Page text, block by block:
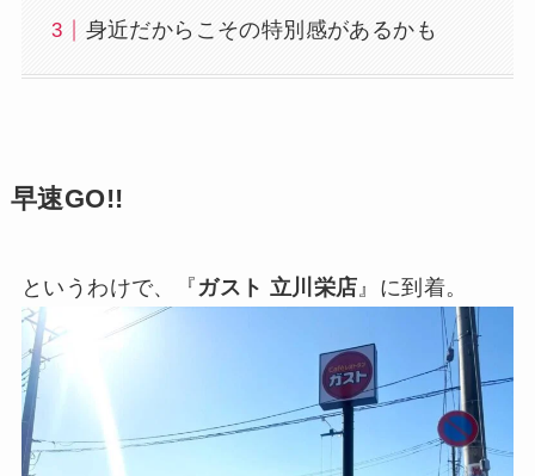
身近だからこその特別感があるかも
早速GO!!
というわけで、『 ガスト 立川栄店 』に到着。